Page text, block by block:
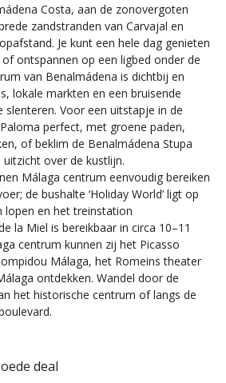
Costa, aan de zonovergoten
zandstranden van Carvajal en
Je kunt een hele dag genieten
ontspannen op een ligbed onder de
van Benalmádena is dichtbij en
lokale markten en een bruisende
Voor een uitstapje in de
perfect, met groene paden,
of beklim de Benalmádena Stupa
over de kustlijn.
Málaga centrum eenvoudig bereiken
de bushalte ‘Holiday World’ ligt op
lopen en het treinstation
la Miel is bereikbaar in circa 10–11
centrum kunnen zij het Picasso
Málaga, het Romeins theater
ontdekken. Wandel door de
het historische centrum of langs de
deal